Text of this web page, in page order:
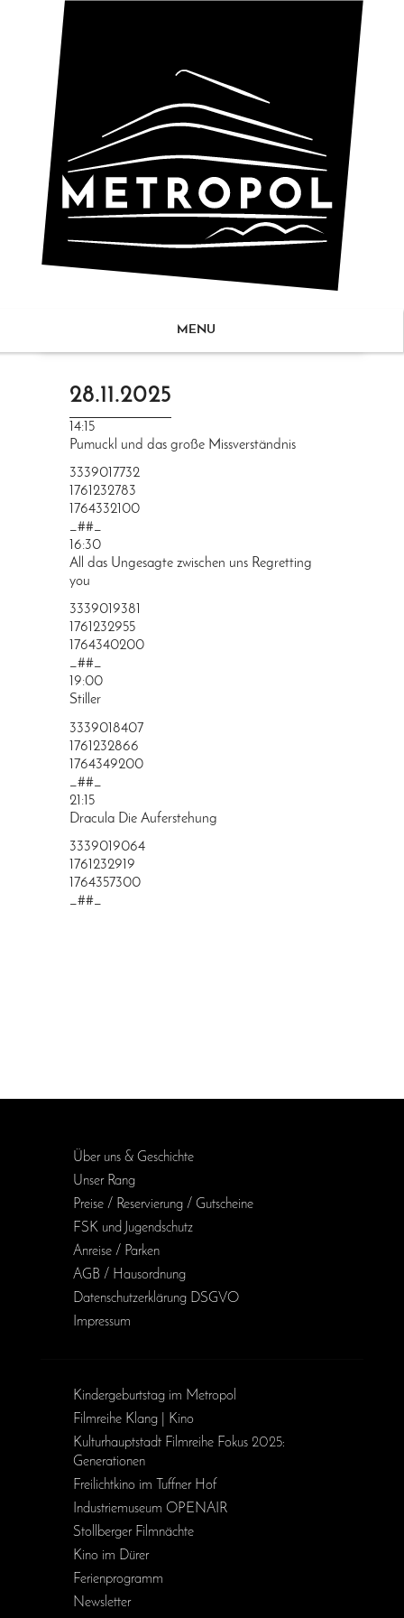
MENU
28.11.2025
14:15
Pumuckl und das große Missverständnis
3339017732
1761232783
1764332100
_##_
16:30
All das Ungesagte zwischen uns Regretting
you
3339019381
1761232955
1764340200
_##_
19:00
Stiller
3339018407
1761232866
1764349200
_##_
21:15
Dracula Die Auferstehung
3339019064
1761232919
1764357300
_##_
Über uns & Geschichte
Unser Rang
Preise / Reservierung / Gutscheine
FSK und Jugendschutz
Anreise / Parken
AGB / Haus­ordnung
Daten­schutz­erklärung DSGVO
Impressum
Kinder­geburts­tag im Metropol
Filmreihe Klang | Kino
Kulturhauptstadt Filmreihe Fokus 2025:
Generationen
Freilichtkino im Tuffner Hof
Industriemuseum OPENAIR
Stollberger Filmnächte
Kino im Dürer
Ferienprogramm
Newsletter